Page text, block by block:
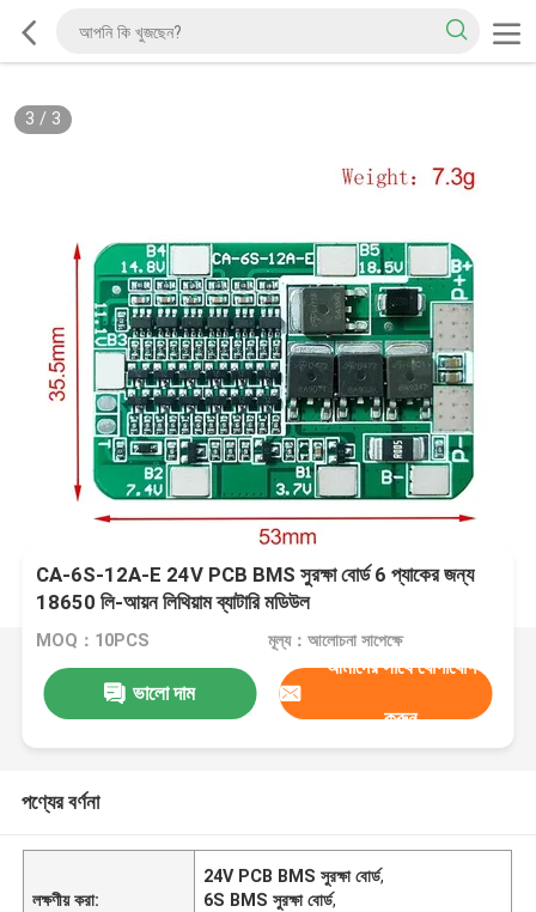
3 / 3
CA-6S-12A-E 24V PCB BMS সুরক্ষা বোর্ড 6 প্যাকের জন্য
18650 লি-আয়ন লিথিয়াম ব্যাটারি মডিউল
MOQ：10PCS মূল্য：আলোচনা সাপেক্ষে
ভালো দাম
আমাদের সাথে যোগাযোগ
করুন
পণ্যের বর্ণনা
লক্ষণীয় করা:
24V PCB BMS সুরক্ষা বোর্ড,
6S BMS সুরক্ষা বোর্ড,